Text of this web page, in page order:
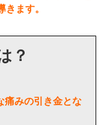
ます。
？
痛みの引き金とな